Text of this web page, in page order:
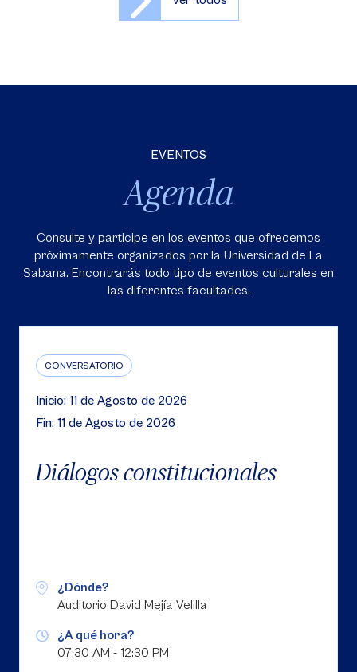
EVENTOS
Agenda
Consulte y participe en los eventos que ofrecemos
próximamente organizados por la Universidad de La
Sabana. Encontrarás todo tipo de eventos culturales en
las diferentes facultades.
CONVERSATORIO
Inicio: 11 de Agosto de 2026
Fin: 11 de Agosto de 2026
Diálogos constitucionales
¿Dónde?
Auditorio David Mejía Velilla
¿A qué hora?
07:30 AM - 12:30 PM